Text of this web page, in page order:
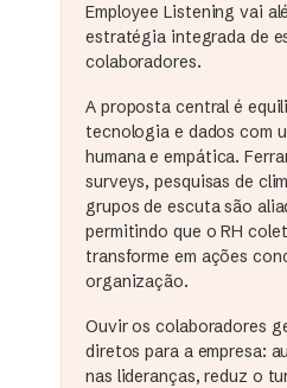
Employee Listening vai
estratégia integrada de
colaboradores.
A proposta central é
tecnologia e dados com
humana e empática.
surveys, pesquisas de
grupos de escuta são
permitindo que o RH
transforme em ações
organização.
Ouvir os colaboradores
diretos para a empresa:
nas lideranças, reduz o